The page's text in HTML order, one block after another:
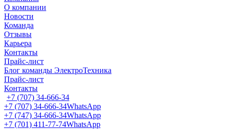
О компании
Новости
Команда
Отзывы
Карьера
Контакты
Прайс-лист
Блог команды ЭлектроТехника
Прайс-лист
Контакты
+7 (707) 34-666-34
+7 (707) 34-666-34WhatsApp
+7 (747) 34-666-34WhatsApp
+7 (701) 411-77-74WhatsApp